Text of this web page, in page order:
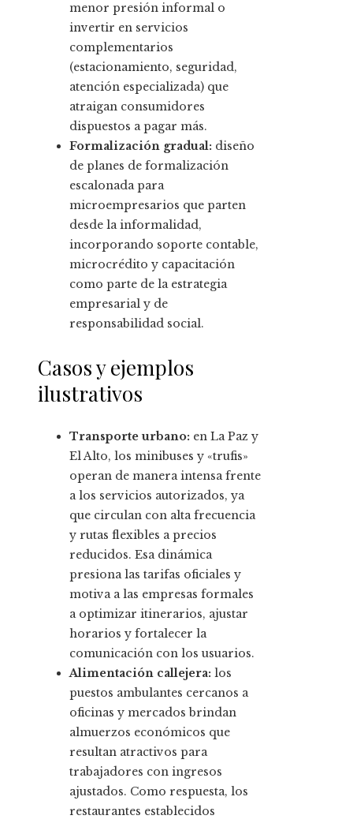
menor presión informal o
invertir en servicios
complementarios
(estacionamiento, seguridad,
atención especializada) que
atraigan consumidores
dispuestos a pagar más.
Formalización gradual: diseño
de planes de formalización
escalonada para
microempresarios que parten
desde la informalidad,
incorporando soporte contable,
microcrédito y capacitación
como parte de la estrategia
empresarial y de
responsabilidad social.
Casos y ejemplos
ilustrativos
Transporte urbano: en La Paz y
El Alto, los minibuses y «trufis»
operan de manera intensa frente
a los servicios autorizados, ya
que circulan con alta frecuencia
y rutas flexibles a precios
reducidos. Esa dinámica
presiona las tarifas oficiales y
motiva a las empresas formales
a optimizar itinerarios, ajustar
horarios y fortalecer la
comunicación con los usuarios.
Alimentación callejera: los
puestos ambulantes cercanos a
oficinas y mercados brindan
almuerzos económicos que
resultan atractivos para
trabajadores con ingresos
ajustados. Como respuesta, los
restaurantes establecidos